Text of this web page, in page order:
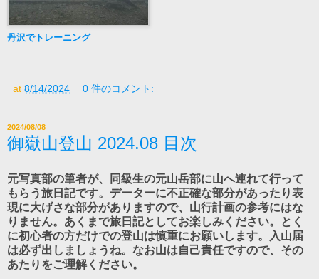
丹沢でトレーニング
at 8/14/2024 0 件のコメント:
2024/08/08
御嶽山登山 2024.08 目次
元写真部の筆者が、同級生の元山岳部に山へ連れて行って
もらう旅日記です。データーに不正確な部分があったり表
現に大げさな部分がありますので、山行計画の参考にはな
りません。あくまで旅日記としてお楽しみください。とく
に初心者の方だけでの登山は慎重にお願いします。入山届
は必ず出しましょうね。なお山は自己責任ですので、その
あたりをご理解ください。